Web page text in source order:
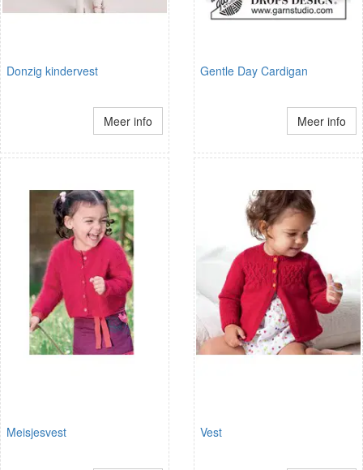
Donzig kindervest
Meer info
Gentle Day Cardigan
Meer info
Meisjesvest Vest